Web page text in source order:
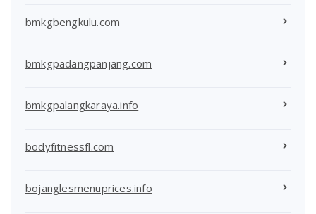
bmkgbengkulu.com
bmkgpadangpanjang.com
bmkgpalangkaraya.info
bodyfitnessfl.com
bojanglesmenuprices.info